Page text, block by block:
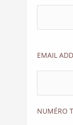
EMAIL
NUMÉRO